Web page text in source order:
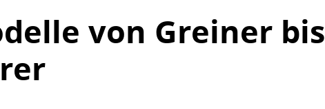
von Greiner bis